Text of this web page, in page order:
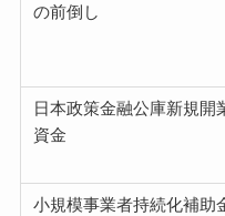
の前倒し
日本政策金融公庫新規開
資金
小規模事業者持続化補助